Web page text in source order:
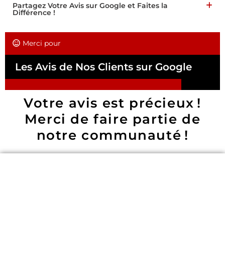
Partagez Votre Avis sur Google et Faites la
Différence !
Merci pour
Les Avis de Nos Clients sur Google
Votre avis est précieux !
Merci de faire partie de
notre communauté !